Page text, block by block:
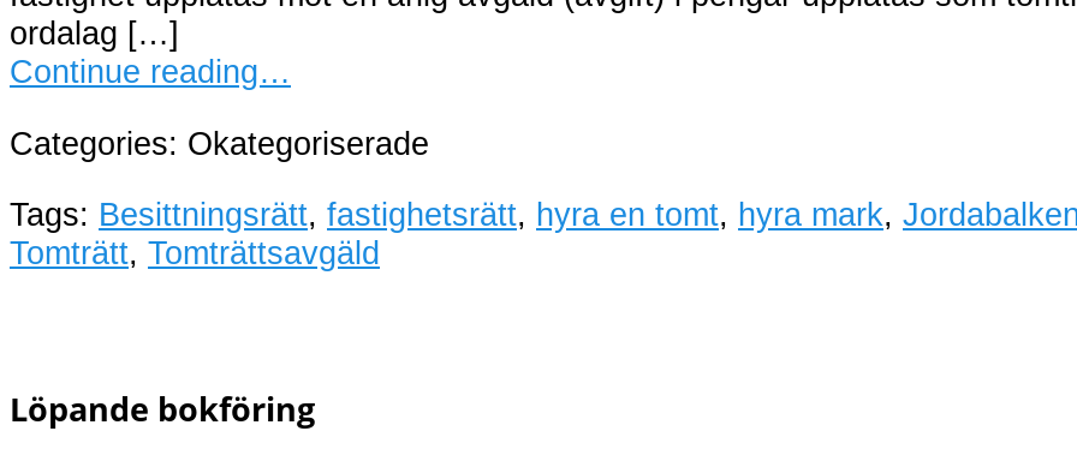
ordalag […]
Continue reading…
Categories: Okategoriserade
Tags: Besittningsrätt, fastighetsrätt, hyra en tomt, hyra mark,
Tomträtt, Tomträttsavgäld
Löpande bokföring